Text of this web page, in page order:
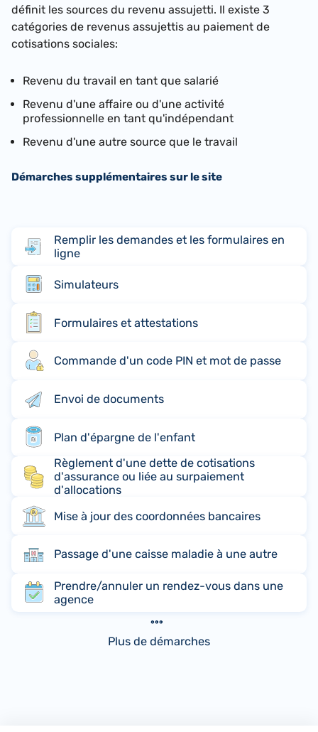
définit les sources du revenu assujetti. Il existe 3
catégories de revenus assujettis au paiement de
cotisations sociales:
Revenu du travail en tant que salarié
Revenu d'une affaire ou d'une activité
professionnelle en tant qu'indépendant
Revenu d'une autre source que le travail
Démarches supplémentaires sur le site
Remplir les demandes et les formulaires en
ligne
Simulateurs
Formulaires et attestations
Commande d'un code PIN et mot de passe
Envoi de documents
Plan d'épargne de l'enfant
Règlement d'une dette de cotisations
d'assurance ou liée au surpaiement
d'allocations
Mise à jour des coordonnées bancaires
Passage d'une caisse maladie à une autre
Prendre/annuler un rendez-vous dans une
agence
Plus de démarches